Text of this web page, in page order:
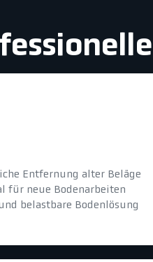
Entfernung alter Beläge
für neue Bodenarbeiten
belastbare Bodenlösung